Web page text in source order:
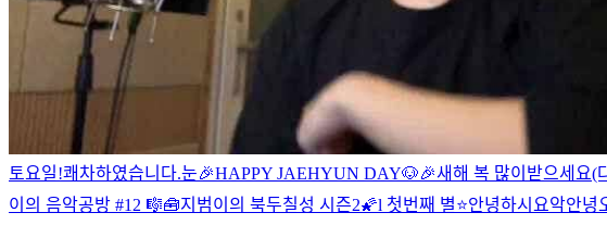
토요일!쾌차하였습니다.눈🎉HAPPY JAEHYUN DAY🐶🎉새해 복 많이받으세요(
이의 음악공방 #12 🎼🧰지범이의 북두칠성 시즌2🌠l 첫번째 별⭐안녕하시요악안녕